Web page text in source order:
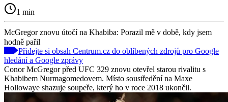
1 min
McGregor znovu útočí na Khabiba: Porazil mě v době, kdy jsem
hodně pařil
Přidejte si obsah Centrum.cz do oblíbených zdrojů pro Google
hledání a Google zprávy
Conor McGregor před UFC 329 znovu otevřel starou rivalitu s
Khabibem Nurmagomedovem. Místo soustředění na Maxe
Hollowaye shazuje soupeře, který ho v roce 2018 ukončil.